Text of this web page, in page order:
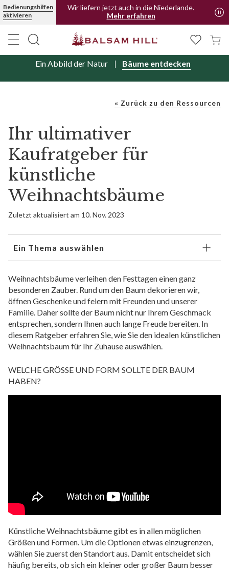
Bedienungshilfen
aktivieren
Wir liefern jetzt auch in die Niederlande.
Mehr erfahren
Ein Abbild der Natur Bäume entdecken
« Zurück zu den Ressourcen
Ihr ultimativer
Kaufratgeber für
künstliche
Weihnachtsbäume
Zuletzt aktualisiert am 10. Nov. 2023
Ein Thema auswählen
Weihnachtsbäume verleihen den Festtagen einen ganz
besonderen Zauber. Rund um den Baum dekorieren wir,
öffnen Geschenke und feiern mit Freunden und unserer
Familie. Daher sollte der Baum nicht nur Ihrem Geschmack
entsprechen, sondern Ihnen auch lange Freude bereiten. In
diesem Ratgeber erfahren Sie, wie Sie den idealen künstlichen
Weihnachtsbaum für Ihr Zuhause auswählen.
WELCHE GRÖSSE UND FORM SOLLTE DER BAUM
HABEN?
Künstliche Weihnachtsbäume gibt es in allen möglichen
Größen und Formen. Um die Optionen etwas einzugrenzen,
wählen Sie zuerst den Standort aus. Damit entscheidet sich
häufig bereits, ob sich ein kleiner oder großer Baum besser